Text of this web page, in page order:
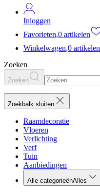
Inloggen
Favorieten,0 artikelen
Winkelwagen,0 artikelen
Zoeken
Zoeken
Zoekbalk sluiten
Raamdecoratie
Vloeren
Verlichting
Verf
Tuin
Aanbiedingen
Alle categorieënAlles